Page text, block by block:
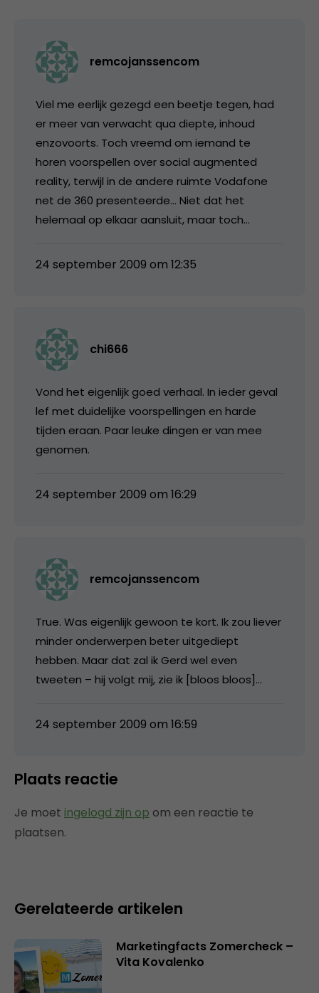
remcojanssencom
Viel me eerlijk gezegd een beetje tegen, had
er meer van verwacht qua diepte, inhoud
enzovoorts. Toch vreemd om iemand te
horen voorspellen over social augmented
reality, terwijl in de andere ruimte Vodafone
net de 360 presenteerde… Niet dat het
helemaal op elkaar aansluit, maar toch…
24 september 2009 om 12:35
chi666
Vond het eigenlijk goed verhaal. In ieder geval
lef met duidelijke voorspellingen en harde
tijden eraan. Paar leuke dingen er van mee
genomen.
24 september 2009 om 16:29
remcojanssencom
True. Was eigenlijk gewoon te kort. Ik zou liever
minder onderwerpen beter uitgediept
hebben. Maar dat zal ik Gerd wel even
tweeten – hij volgt mij, zie ik [bloos bloos]…
24 september 2009 om 16:59
Plaats reactie
Je moet ingelogd zijn op om een reactie te
plaatsen.
Gerelateerde artikelen
Marketingfacts Zomercheck –
Vita Kovalenko